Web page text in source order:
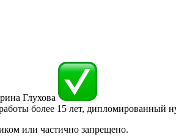
Глухова
более 15 лет, дипломированный
или частично запрещено.